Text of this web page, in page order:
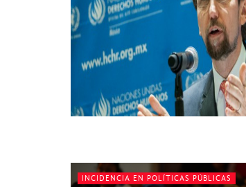
INCIDENCIA EN POLÍTICAS PÚBLICAS